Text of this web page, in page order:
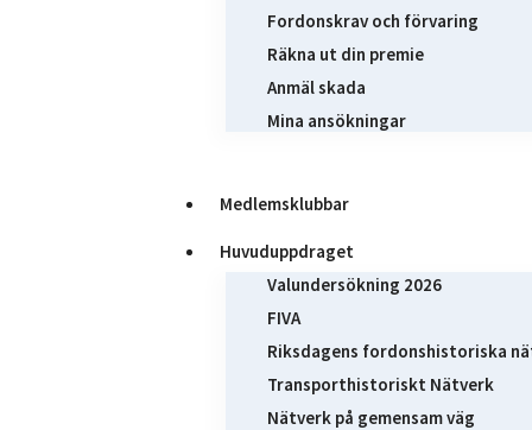
Fordonskrav och förvaring
Räkna ut din premie
Anmäl skada
Mina ansökningar
Medlemsklubbar
Huvuduppdraget
Valundersökning 2026
FIVA
Riksdagens fordonshistoriska
Transporthistoriskt Nätverk
Nätverk på gemensam väg